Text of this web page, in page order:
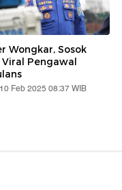
Wongkar, Sosok
Viral Pengawal
Feb 2025 08:37 WIB